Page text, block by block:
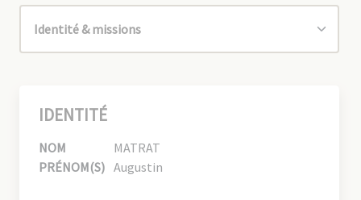
IDENTITÉ
NOM
MATRAT
PRÉNOM(S) Augustin